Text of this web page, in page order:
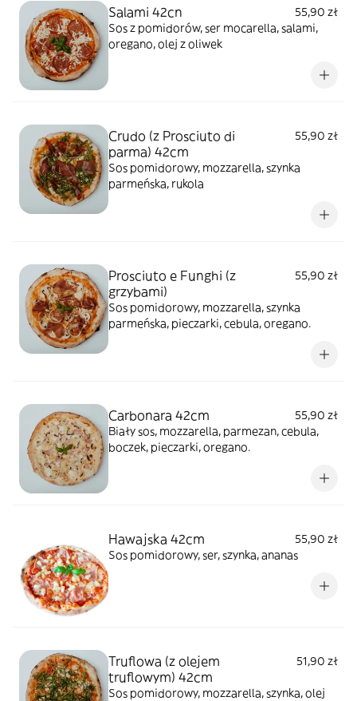
Salami 42cn
55,90 zł
Sos z pomidorów, ser mocarella, salami,
oregano, olej z oliwek
Crudo (z Prosciuto di
parma) 42cm
55,90 zł
Sos pomidorowy, mozzarella, szynka
parmeńska, rukola
Prosciuto e Funghi (z
grzybami)
55,90 zł
Sos pomidorowy, mozzarella, szynka
parmeńska, pieczarki, cebula, oregano.
Carbonara 42cm
55,90 zł
Biały sos, mozzarella, parmezan, cebula,
boczek, pieczarki, oregano.
Hawajska 42cm
55,90 zł
Sos pomidorowy, ser, szynka, ananas
Truflowa (z olejem
truflowym) 42cm
51,90 zł
Sos pomidorowy, mozzarella, szynka, olej